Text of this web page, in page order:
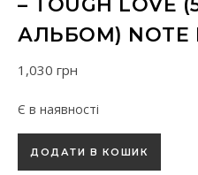
– TOUGH LOVE
АЛЬБОМ) NOTE
1,030 грн
Є в наявності
ДОДАТИ В КОШИК